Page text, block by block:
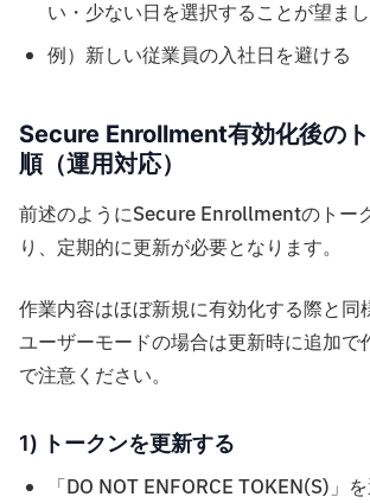
い・少ない日を選択することが望ま
例）新しい従業員の入社日を避ける
Secure Enrollment有効化後の
順（運用対応）
前述のようにSecure Enrollmentのトー
り、定期的に更新が必要となります。
作業内容はほぼ新規に有効化する際と同
ユーザーモードの場合は更新時に追加で
で注意ください。
1) トークンを更新する
「DO NOT ENFORCE TOKEN(S)」